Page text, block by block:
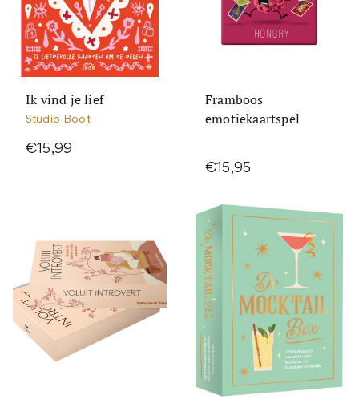
Ik vind je lief
Studio Boot
€15,99
Framboos
emotiekaartspel
€15,95